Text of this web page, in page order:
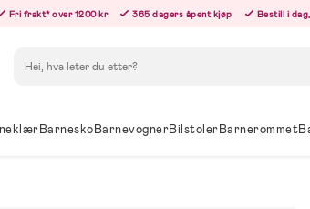
Fri frakt* over 1200 kr 365 dagers åpent kjøp Bestill i
BarneskoBarnevognerBilstolerBarnerommet